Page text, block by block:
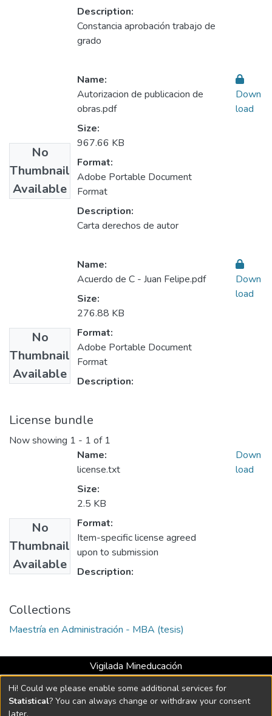
Description:
Constancia aprobación trabajo de
grado
No
Thumbnail
Available
Name:
Autorizacion de publicacion de
obras.pdf
Size:
967.66 KB
Format:
Adobe Portable Document
Format
Description:
Carta derechos de autor
Down
load
No
Thumbnail
Available
Name:
Acuerdo de C - Juan Felipe.pdf
Size:
276.88 KB
Format:
Adobe Portable Document
Format
Description:
Down
load
License bundle
Now showing 1 - 1 of 1
No
Thumbnail
Available
Name:
license.txt
Size:
2.5 KB
Format:
Item-specific license agreed
upon to submission
Description:
Down
load
Collections
Maestría en Administración - MBA (tesis)
Vigilada Mineducación
Universidad con Acreditación Institucional hasta 2026 -
Resolución MEN 2158 de 2018
Hi! Could we please enable some additional services for
Statistical? You can always change or withdraw your consent